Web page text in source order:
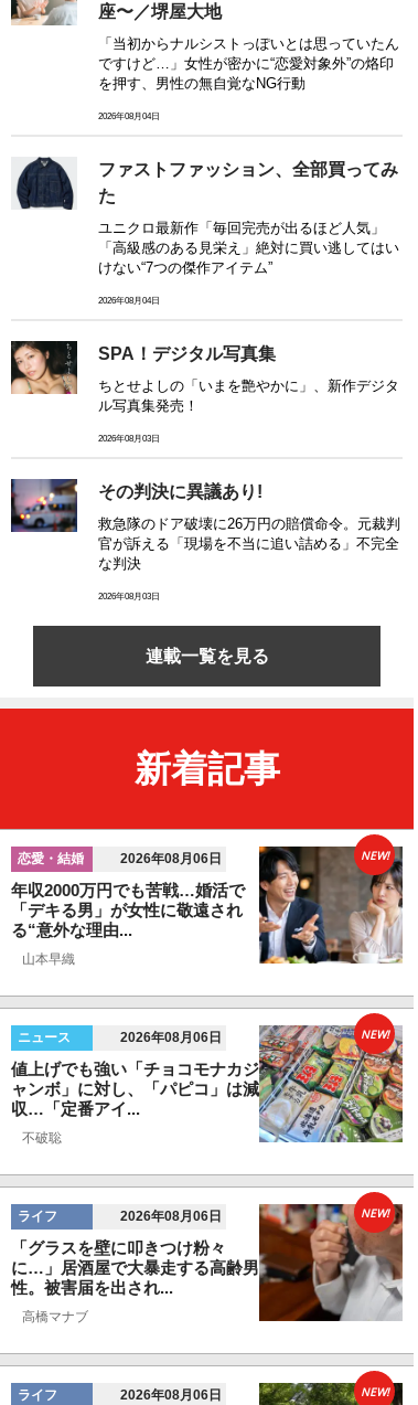
座〜／堺屋大地
「当初からナルシストっぽいとは思っていたん
ですけど…」女性が密かに“恋愛対象外”の烙印
を押す、男性の無自覚なNG行動
2026年08月04日
ファストファッション、全部買ってみ
た
ユニクロ最新作「毎回完売が出るほど人気」
「高級感のある見栄え」絶対に買い逃してはい
けない“7つの傑作アイテム”
2026年08月04日
SPA！デジタル写真集
ちとせよしの「いまを艶やかに」、新作デジタ
ル写真集発売！
2026年08月03日
その判決に異議あり!
救急隊のドア破壊に26万円の賠償命令。元裁判
官が訴える「現場を不当に追い詰める」不完全
な判決
2026年08月03日
連載一覧を見る
新着記事
恋愛・結婚 2026年08月06日
年収2000万円でも苦戦…婚活で
「デキる男」が女性に敬遠され
る“意外な理由...
山本早織
NEW!
ニュース 2026年08月06日
値上げでも強い「チョコモナカジ
ャンボ」に対し、「パピコ」は減
収…「定番アイ...
不破聡
NEW!
ライフ 2026年08月06日
「グラスを壁に叩きつけ粉々
に…」居酒屋で大暴走する高齢男
性。被害届を出され...
高橋マナブ
NEW!
ライフ 2026年08月06日 NEW!